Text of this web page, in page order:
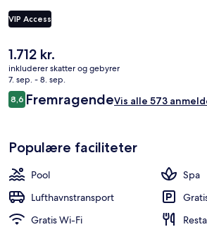
dette hotel med luksusfaciliteter tæller 3
fitnesscenter og en terrasse. Rejsende har
VIP Access
Den
nuværende
pris
er
1.712 kr.
1.712 kr.
inkluderer skatter og gebyrer
7. sep. - 8. sep.
Anmeldelser
8,68,6 ud af 10.
FremragendeVis alle 573
Populære faciliteter
Pool
Spa
Lufthavnstransport
Gratis Wi-Fi